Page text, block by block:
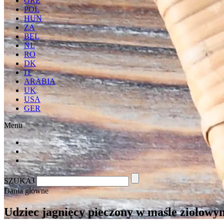
POL
HUN
ZA
BEL
NL
RO
DK
IT
ARABIA
UK
USA
GER
Menu
SZUKAJ
Dania główne
Udziec jagnięcy pieczony w maśle